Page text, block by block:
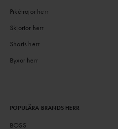
Pikétröjor herr
Skjortor herr
Shorts herr
Byxor herr
POPULÄRA BRANDS HERR
BOSS